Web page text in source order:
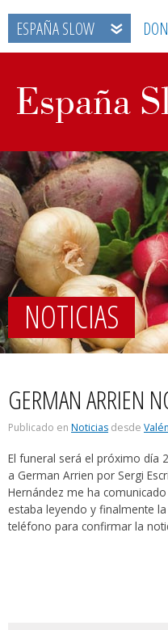
ESPAÑA SLOW
NOTICIAS
GERMAN ARRIEN
Publicado en Noticias desde
El funeral será el próximo día
a German Arrien por Sergi
Hernández me ha
estaba leyendo y finalmente
teléfono para confirmar la